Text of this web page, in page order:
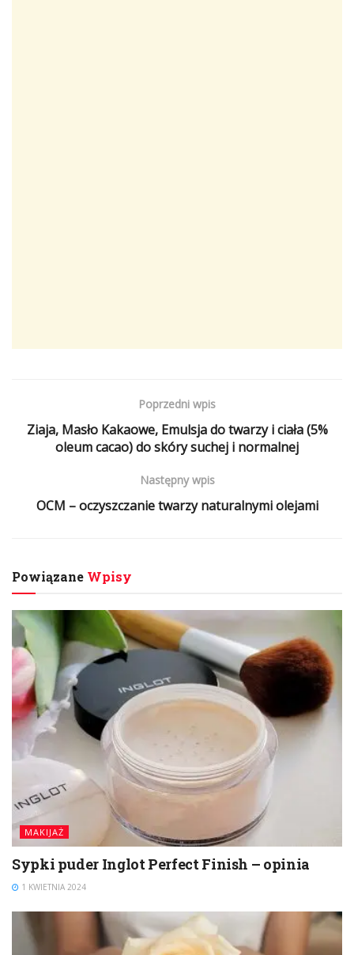
Poprzedni wpis
Ziaja, Masło Kakaowe, Emulsja do twarzy i ciała (5%
oleum cacao) do skóry suchej i normalnej
Następny wpis
OCM – oczyszczanie twarzy naturalnymi olejami
Powiązane Wpisy
MAKIJAŻ
Sypki puder Inglot Perfect Finish – opinia
1 KWIETNIA 2024